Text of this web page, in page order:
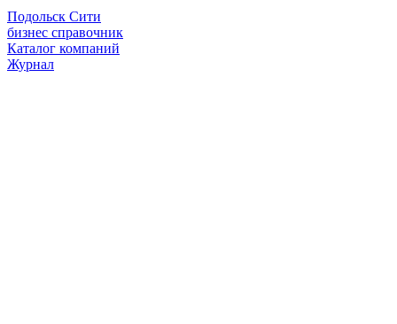
Подольск Сити
бизнес справочник
Каталог компаний
Журнал